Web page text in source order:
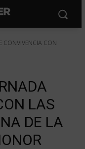
CONVIVENCIA CON
LAS
DE LA